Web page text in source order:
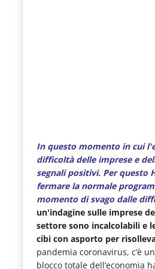
consumi
fuoricasa,
del
Food
Service
e
tutte
In questo momento in cui
difficoltà delle imprese e
segnali positivi. Per questo
fermare la normale
momento di svago dalle
un'indagine sulle imprese
settore sono incalcolabili e
cibi con asporto per
pandemia coronavirus, c’è
blocco totale dell’economia